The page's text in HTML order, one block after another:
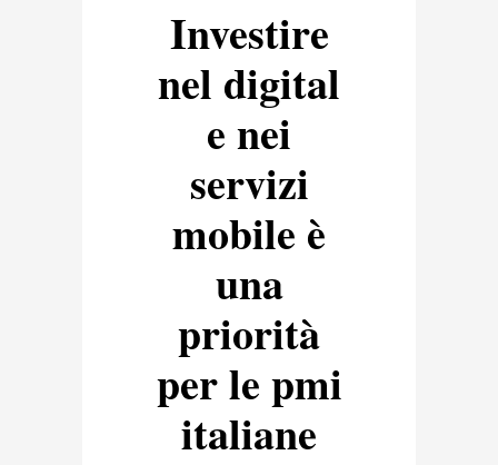
Investire
nel digital
e nei
servizi
mobile è
una
priorità
per le pmi
italiane